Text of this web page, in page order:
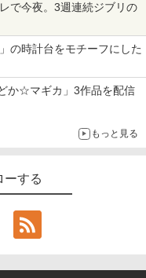
で今夜。3週連続ジブリの
の時計台をモチーフにした
か☆マギカ」3作品を配信
もっと見る
ーする